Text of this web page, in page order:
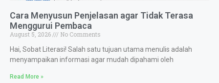
Cara Menyusun Penjelasan agar Tidak Terasa
Menggurui Pembaca
August 5, 2026
No Comments
Hai, Sobat Literasi! Salah satu tujuan utama menulis adalah
menyampaikan informasi agar mudah dipahami oleh
Read More »